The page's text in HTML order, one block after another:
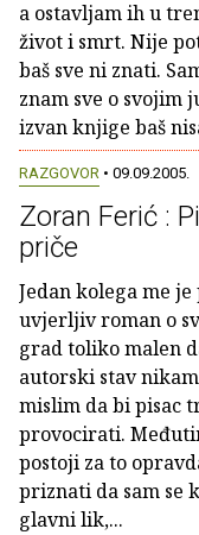
a ostavljam ih u
život i smrt. Nije
baš sve ni znati.
znam sve o svojim
izvan knjige baš
RAZGOVOR • 09.09.2005.
Zoran Ferić :
priče
Jedan kolega me
uvjerljiv roman o
grad toliko malen
autorski stav
mislim da bi pisac
provocirati.
postoji za to
priznati da sam se
glavni lik,...